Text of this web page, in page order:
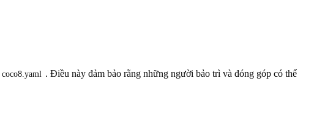
coco8.yaml . Điều này đảm bảo rằng những người bảo trì và đóng góp có thể